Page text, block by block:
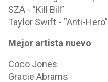
SZA - “Kill Bill”
Taylor Swift - “Anti-Hero”
Mejor artista nuevo
Coco Jones
Gracie Abrams